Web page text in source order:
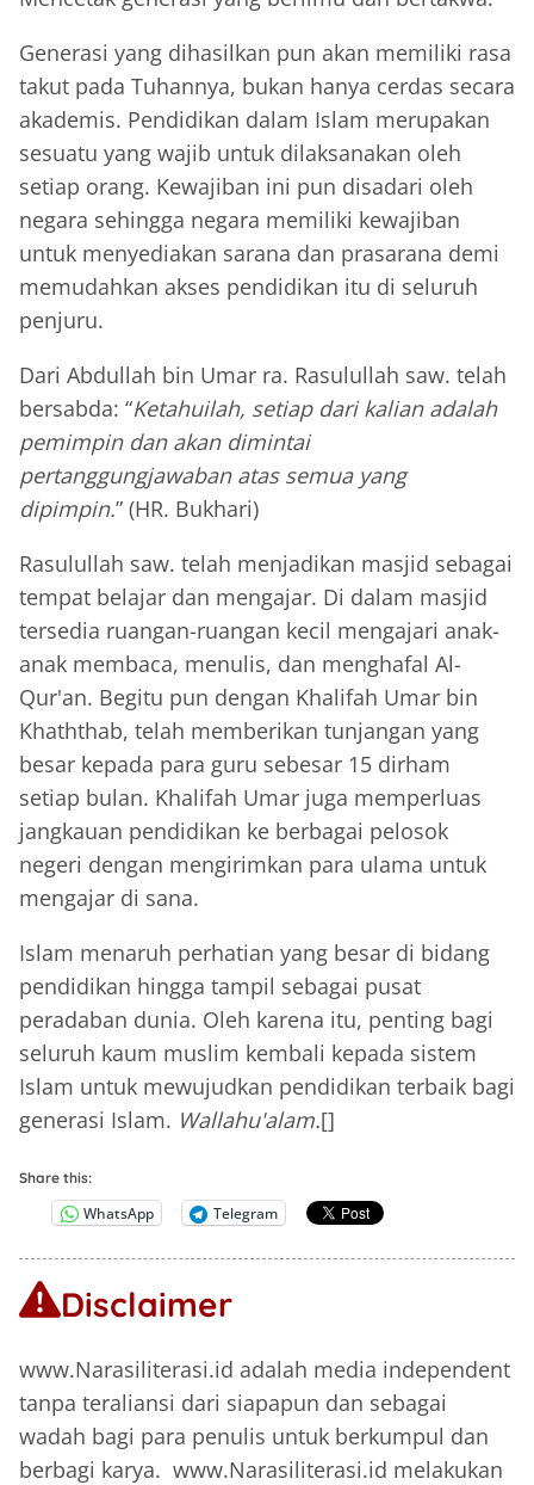
Generasi yang dihasilkan pun akan memiliki rasa
takut pada Tuhannya, bukan hanya cerdas secara
akademis. Pendidikan dalam Islam merupakan
sesuatu yang wajib untuk dilaksanakan oleh
setiap orang. Kewajiban ini pun disadari oleh
negara sehingga negara memiliki kewajiban
untuk menyediakan sarana dan prasarana demi
memudahkan akses pendidikan itu di seluruh
penjuru.
Dari Abdullah bin Umar ra. Rasulullah saw. telah
bersabda: “Ketahuilah, setiap dari kalian adalah
pemimpin dan akan dimintai
pertanggungjawaban atas semua yang
dipimpin.” (HR. Bukhari)
Rasulullah saw. telah menjadikan masjid sebagai
tempat belajar dan mengajar. Di dalam masjid
tersedia ruangan-ruangan kecil mengajari anak-
anak membaca, menulis, dan menghafal Al-
Qur'an. Begitu pun dengan Khalifah Umar bin
Khaththab, telah memberikan tunjangan yang
besar kepada para guru sebesar 15 dirham
setiap bulan. Khalifah Umar juga memperluas
jangkauan pendidikan ke berbagai pelosok
negeri dengan mengirimkan para ulama untuk
mengajar di sana.
Islam menaruh perhatian yang besar di bidang
pendidikan hingga tampil sebagai pusat
peradaban dunia. Oleh karena itu, penting bagi
seluruh kaum muslim kembali kepada sistem
Islam untuk mewujudkan pendidikan terbaik bagi
generasi Islam. Wallahu'alam.[]
Share this:
WhatsApp Telegram
Disclaimer
www.Narasiliterasi.id adalah media independent
tanpa teraliansi dari siapapun dan sebagai
wadah bagi para penulis untuk berkumpul dan
berbagi karya. www.Narasiliterasi.id melakukan